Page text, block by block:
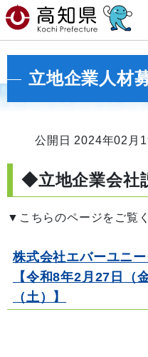
立地企業人材
公開日 2024年02月
◆立地企業会社
▼こちらのページをご覧
株式会社エバーユニ
【令和8年2月27日（
（土）】